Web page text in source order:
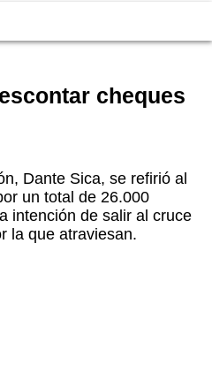
cheques
Dante Sica, se refirió al
un total de 26.000
intención de salir al cruce
la que atraviesan.